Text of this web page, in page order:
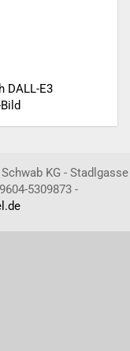
DALL-E3
KG - Stadlgasse
5309873 -